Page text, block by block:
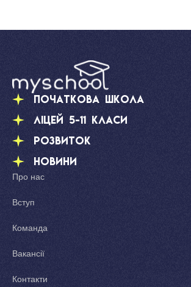
Початкова школа
Ліцей 5-11 класи
Розвиток
Новини
Про нас
Вступ
Команда
Вакансії
Контакти